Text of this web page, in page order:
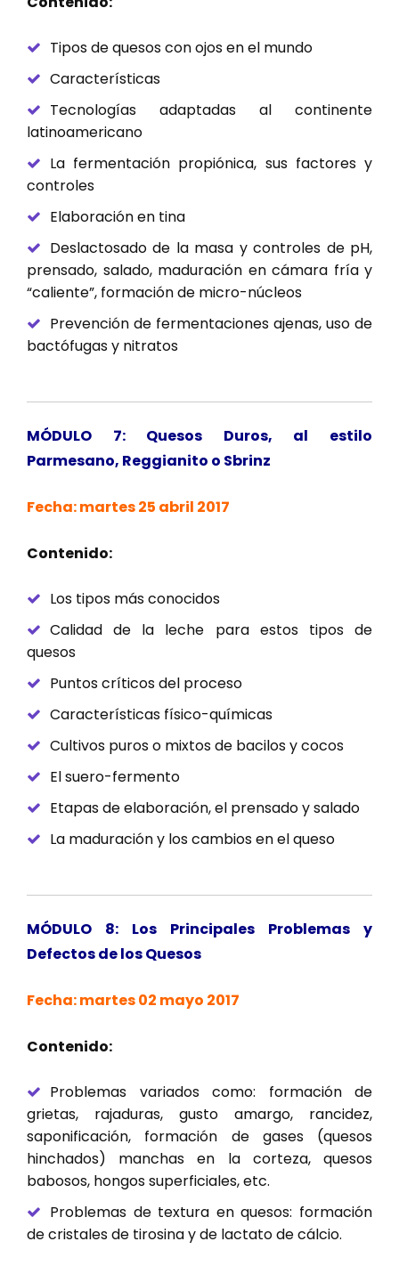
Tipos de quesos con ojos en el mundo
Características
Tecnologías adaptadas al continente
latinoamericano
La fermentación propiónica, sus factores y
controles
Elaboración en tina
Deslactosado de la masa y controles de pH,
prensado, salado, maduración en cámara fría y
“caliente”, formación de micro-núcleos
Prevención de fermentaciones ajenas, uso de
bactófugas y nitratos
MÓDULO 7: Quesos Duros, al estilo
Parmesano, Reggianito o Sbrinz
Fecha: martes 25 abril 2017
Contenido:
Los tipos más conocidos
Calidad de la leche para estos tipos de
quesos
Puntos críticos del proceso
Características físico-químicas
Cultivos puros o mixtos de bacilos y cocos
El suero-fermento
Etapas de elaboración, el prensado y salado
La maduración y los cambios en el queso
MÓDULO 8: Los Principales Problemas y
Defectos de los Quesos
Fecha: martes 02 mayo 2017
Contenido:
Problemas variados como: formación de
grietas, rajaduras, gusto amargo, rancidez,
saponificación, formación de gases (quesos
hinchados) manchas en la corteza, quesos
babosos, hongos superficiales, etc.
Problemas de textura en quesos: formación
de cristales de tirosina y de lactato de cálcio.